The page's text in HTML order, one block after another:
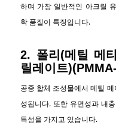
하며 가장 일반적인 아크릴
학 품질이 특징입니다.
2. 폴리(메틸 메
릴레이트
공중 합체 조성물에서 메틸
성됩니다. 또한 유연성과 내
특성을 가지고 있습니다.